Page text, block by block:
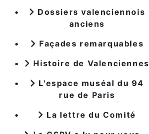
Dossiers valenciennois
anciens
Façades remarquables
Histoire de Valenciennes
L'espace muséal du 94
rue de Paris
La lettre du Comité